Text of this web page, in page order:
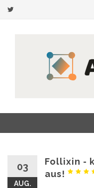
03
AUG.
Follixin -
aus!